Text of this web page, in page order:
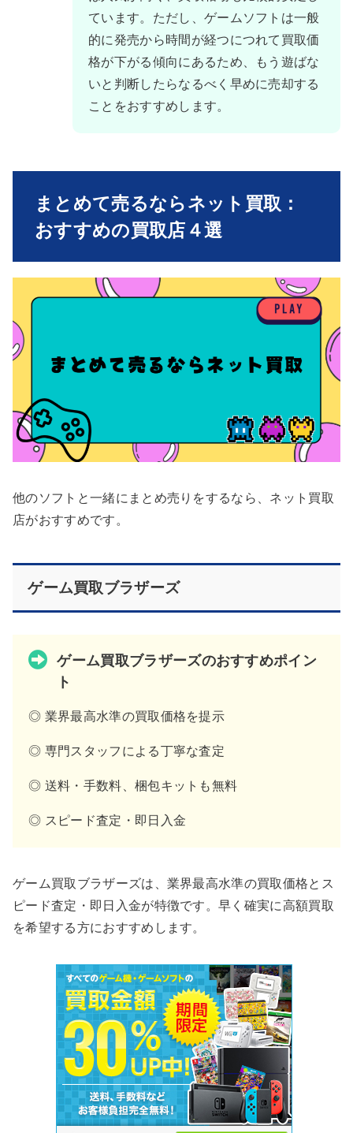
ています。ただし、ゲームソフトは一般
的に発売から時間が経つにつれて買取価
格が下がる傾向にあるため、もう遊ばな
いと判断したらなるべく早めに売却する
ことをおすすめします。
まとめて売るならネット買取：
おすすめの買取店４選
他のソフトと一緒にまとめ売りをするなら、ネット買取
店がおすすめです。
ゲーム買取ブラザーズ
ゲーム買取ブラザーズのおすすめポイン
ト
◎ 業界最高水準の買取価格を提示
◎ 専門スタッフによる丁寧な査定
◎ 送料・手数料、梱包キットも無料
◎ スピード査定・即日入金
ゲーム買取ブラザーズは、業界最高水準の買取価格とス
ピード査定・即日入金が特徴です。早く確実に高額買取
を希望する方におすすめします。